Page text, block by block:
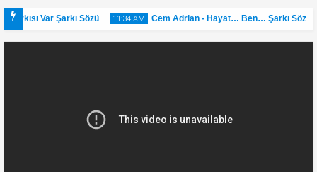
Var Şarkı Sözü 11:34 AM
31 May
2025
Cem Adrian - Hayat… Ben… Şarkı Sözü